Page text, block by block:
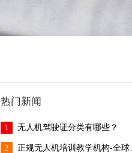
热门新闻
1 无人机驾驶证分类有哪些？
2 正规无人机培训教学机构-全球鹰无人机培训基地